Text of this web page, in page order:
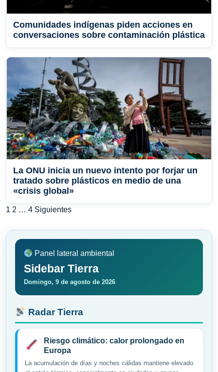
Comunidades indígenas piden acciones en
conversaciones sobre contaminación plástica
La ONU inicia un nuevo intento por forjar un
tratado sobre plásticos en medio de una
«crisis global»
Paginación
de
entradas
1 2 … 4 Siguientes
Panel lateral ambiental
Sidebar Tierra
Domingo, 9 de agosto de 2026
Radar Tierra
Riesgo climático: calor prolongado en
Europa
La acumulación de días y noches cálidas mantiene elevado